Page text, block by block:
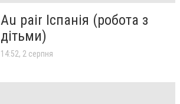
Au pair Іспанія (робота з
дітьми)
14:52, 2 серпня